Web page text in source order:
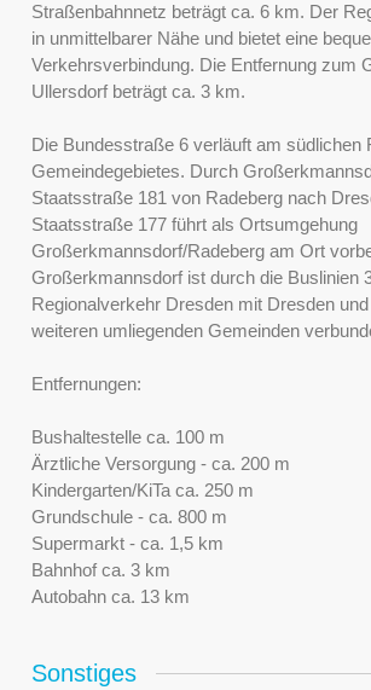
Straßenbahnnetz beträgt ca. 6 km. Der
in unmittelbarer Nähe und bietet eine
Verkehrsverbindung. Die Entfernung zum
Ullersdorf beträgt ca. 3 km.
Die Bundesstraße 6 verläuft am südlichen
Gemeindegebietes. Durch
Staatsstraße 181 von Radeberg nach
Staatsstraße 177 führt als Ortsumgehung
Großerkmannsdorf/Radeberg am Ort
Großerkmannsdorf ist durch die Buslinien
Regionalverkehr Dresden mit Dresden
weiteren umliegenden Gemeinden
Entfernungen:
Bushaltestelle ca. 100 m
Ärztliche Versorgung - ca. 200 m
Kindergarten/KiTa ca. 250 m
Grundschule - ca. 800 m
Supermarkt - ca. 1,5 km
Bahnhof ca. 3 km
Autobahn ca. 13 km
Sonstiges